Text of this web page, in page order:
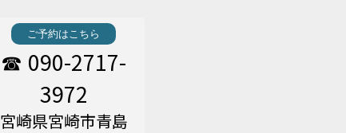
ご予約はこちら
☎ 090-2717-
3972
宮崎県宮崎市青島